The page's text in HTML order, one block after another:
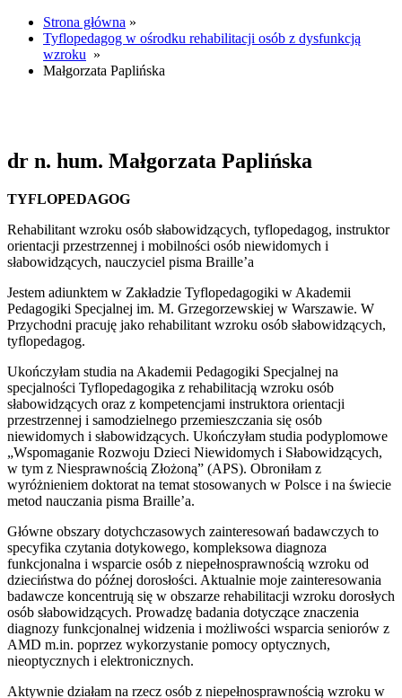
Strona główna »
Tyflopedagog w ośrodku rehabilitacji osób z dysfunkcją
wzroku »
Małgorzata Paplińska
dr n. hum. Małgorzata Paplińska
TYFLOPEDAGOG
Rehabilitant wzroku osób słabowidzących, tyflopedagog, instruktor
orientacji przestrzennej i mobilności osób niewidomych i
słabowidzących, nauczyciel pisma Braille’a
Jestem adiunktem w Zakładzie Tyflopedagogiki w Akademii
Pedagogiki Specjalnej im. M. Grzegorzewskiej w Warszawie. W
Przychodni pracuję jako rehabilitant wzroku osób słabowidzących,
tyflopedagog.
Ukończyłam studia na Akademii Pedagogiki Specjalnej na
specjalności Tyflopedagogika z rehabilitacją wzroku osób
słabowidzących oraz z kompetencjami instruktora orientacji
przestrzennej i samodzielnego przemieszczania się osób
niewidomych i słabowidzących. Ukończyłam studia podyplomowe
„Wspomaganie Rozwoju Dzieci Niewidomych i Słabowidzących,
w tym z Niesprawnością Złożoną” (APS). Obroniłam z
wyróżnieniem doktorat na temat stosowanych w Polsce i na świecie
metod nauczania pisma Braille’a.
Główne obszary dotychczasowych zainteresowań badawczych to
specyfika czytania dotykowego, kompleksowa diagnoza
funkcjonalna i wsparcie osób z niepełnosprawnością wzroku od
dzieciństwa do późnej dorosłości. Aktualnie moje zainteresowania
badawcze koncentrują się w obszarze rehabilitacji wzroku dorosłych
osób słabowidzących. Prowadzę badania dotyczące znaczenia
diagnozy funkcjonalnej widzenia i możliwości wsparcia seniorów z
AMD m.in. poprzez wykorzystanie pomocy optycznych,
nieoptycznych i elektronicznych.
Aktywnie działam na rzecz osób z niepełnosprawnością wzroku w